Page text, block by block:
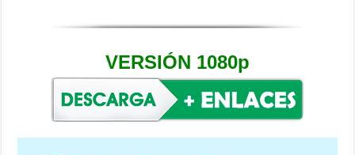
VERSIÓN 1080p